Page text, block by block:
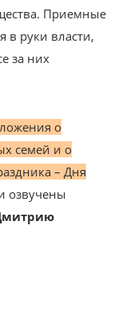
Приемные
в руки власти,
за них
о
семей и о
– Дня
озвучены